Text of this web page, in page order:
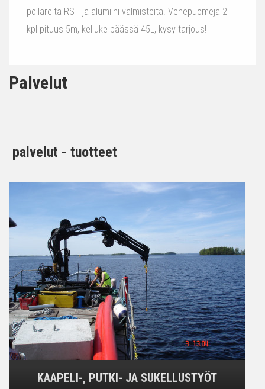
pollareita RST ja alumiini valmisteita. Venepuomeja 2
kpl pituus 5m, kelluke päässä 45L, kysy tarjous!
Palvelut
palvelut - tuotteet
KAAPELI-, PUTKI- JA SUKELLUSTYÖT